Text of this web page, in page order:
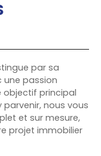
par sa
une passion
objectif principal
nous vous
et sur mesure,
projet immobilier